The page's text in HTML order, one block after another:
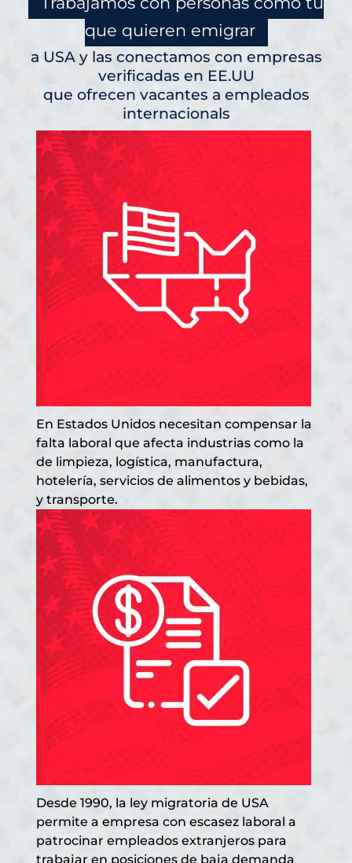
que quieren emigrar
a USA y las conectamos con empresas
verificadas en EE.UU
que ofrecen vacantes a empleados
internacionals
En Estados Unidos necesitan compensar la
falta laboral que afecta industrias como la
de limpieza, logística, manufactura,
hotelería, servicios de alimentos y bebidas,
y transporte.
Desde 1990, la ley migratoria de USA
permite a empresa con escasez laboral a
patrocinar empleados extranjeros para
trabajar en posiciones de baja demanda